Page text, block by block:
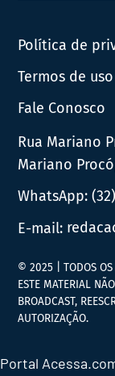
Política de
Termos de uso
Fale Conosco
Rua Mariano
Mariano
WhatsApp:
E-mail:
© 2025 | TODOS OS
ESTE MATERIAL
BROADCAST,
AUTORIZAÇÃO.
Portal